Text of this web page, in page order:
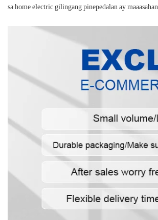
sa home electric gilingang pinepedalan ay maaasahan.